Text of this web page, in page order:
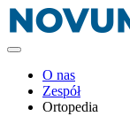
O nas
Zespół
Ortopedia